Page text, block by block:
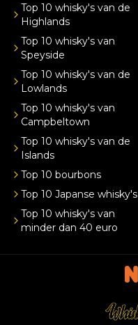
Top 10 whisky's van de
Highlands
Top 10 whisky's van
Speyside
Top 10 whisky's van de
Lowlands
Top 10 whisky's van
Campbeltown
Top 10 whisky's van de
Islands
Top 10 bourbons
Top 10 Japanse whisky's
Top 10 whisky's van
minder dan 40 euro